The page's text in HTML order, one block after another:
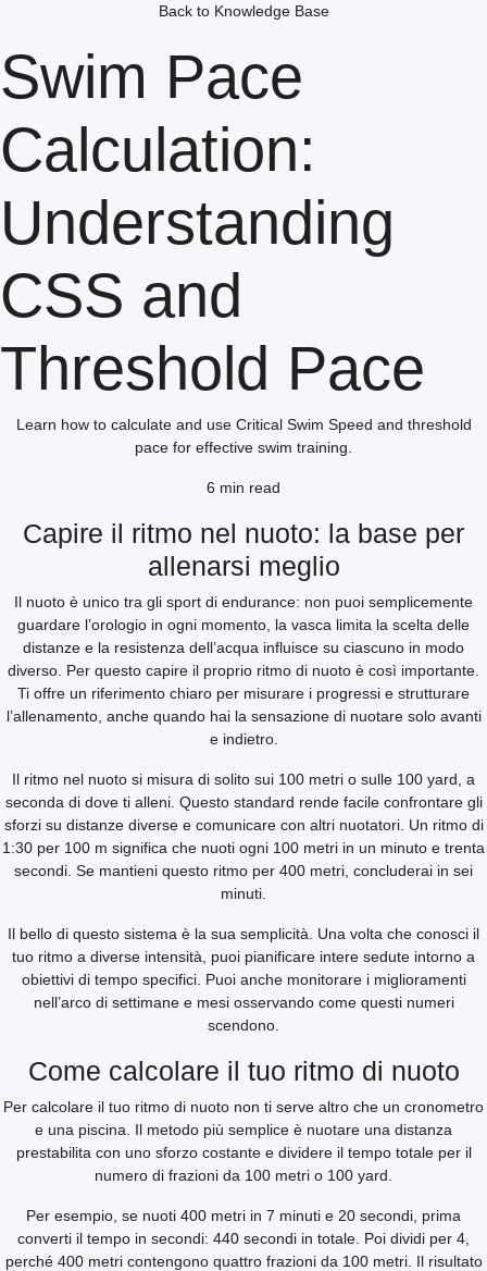
Back to Knowledge Base
Swim Pace
Calculation:
Understanding
CSS and
Threshold Pace
Learn how to calculate and use Critical Swim Speed and threshold
pace for effective swim training.
6 min read
Capire il ritmo nel nuoto: la base per
allenarsi meglio
Il nuoto è unico tra gli sport di endurance: non puoi semplicemente
guardare l’orologio in ogni momento, la vasca limita la scelta delle
distanze e la resistenza dell’acqua influisce su ciascuno in modo
diverso. Per questo capire il proprio ritmo di nuoto è così importante.
Ti offre un riferimento chiaro per misurare i progressi e strutturare
l’allenamento, anche quando hai la sensazione di nuotare solo avanti
e indietro.
Il ritmo nel nuoto si misura di solito sui 100 metri o sulle 100 yard, a
seconda di dove ti alleni. Questo standard rende facile confrontare gli
sforzi su distanze diverse e comunicare con altri nuotatori. Un ritmo di
1:30 per 100 m significa che nuoti ogni 100 metri in un minuto e trenta
secondi. Se mantieni questo ritmo per 400 metri, concluderai in sei
minuti.
Il bello di questo sistema è la sua semplicità. Una volta che conosci il
tuo ritmo a diverse intensità, puoi pianificare intere sedute intorno a
obiettivi di tempo specifici. Puoi anche monitorare i miglioramenti
nell’arco di settimane e mesi osservando come questi numeri
scendono.
Come calcolare il tuo ritmo di nuoto
Per calcolare il tuo ritmo di nuoto non ti serve altro che un cronometro
e una piscina. Il metodo più semplice è nuotare una distanza
prestabilita con uno sforzo costante e dividere il tempo totale per il
numero di frazioni da 100 metri o 100 yard.
Per esempio, se nuoti 400 metri in 7 minuti e 20 secondi, prima
converti il tempo in secondi: 440 secondi in totale. Poi dividi per 4,
perché 400 metri contengono quattro frazioni da 100 metri. Il risultato